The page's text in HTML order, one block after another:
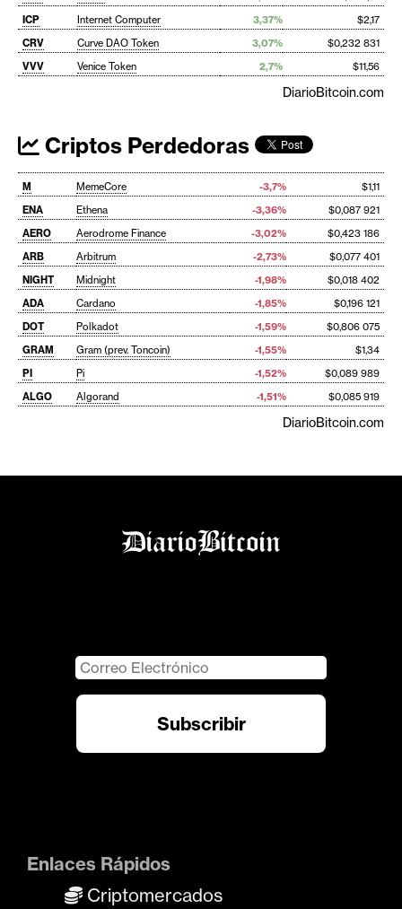
ICP
Internet Computer 3,37%
$2,17
CRV
Curve DAO Token 3,07%
$0,232 831
VVV
Venice Token 2,7% $11,56
DiarioBitcoin.com
Criptos Perdedoras
M MemeCore -3,7%
$1,11
ENA
Ethena -3,36%
$0,087 921
AERO
Aerodrome Finance -3,02%
$0,423 186
ARB
Arbitrum -2,73%
$0,077 401
NIGHT
Midnight -1,98%
$0,018 402
ADA
Cardano -1,85%
$0,196 121
DOT
Polkadot -1,59%
$0,806 075
GRAM
Gram (prev. Toncoin) -1,55%
$1,34
PI
Pi -1,52%
$0,089 989
ALGO
Algorand -1,51% $0,085 919
DiarioBitcoin.com
Enlaces Rápidos
Criptomercados